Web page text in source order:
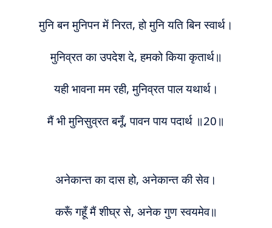
मुनि बन मुनिपन में निरत, हो मुनि यति बिन स्वार्थ।
मुनिव्रत का उपदेश दे, हमको किया कृतार्थ॥
यही भावना मम रही, मुनिव्रत पाल यथार्थ।
मैं भी मुनिसुव्रत बनूँ, पावन पाय पदार्थ ॥20॥
अनेकान्त का दास हो, अनेकान्त की सेव।
करूँ गहूँ मैं शीघ्र से, अनेक गुण स्वयमेव॥